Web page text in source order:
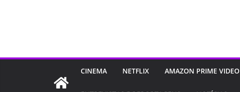
CINEMA NETFLIX AMAZON PRIME VIDEO